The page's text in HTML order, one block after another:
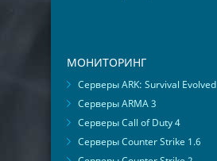
МОНИТОРИНГ
Серверы ARK: Survival Evolved
Серверы ARMA 3
Серверы Call of Duty 4
Серверы Counter Strike 1.6